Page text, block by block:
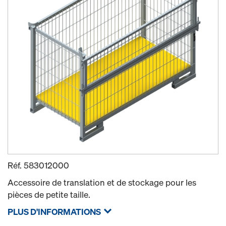
Réf. 583012000
Accessoire de translation et de stockage pour les
pièces de petite taille.
PLUS D'INFORMATIONS